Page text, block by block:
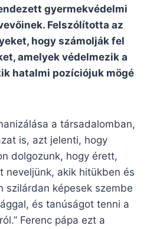
gyermekvédelmi
Felszólította az
hogy számolják fel
amelyek védelmezik a
hatalmi pozíciójuk mögé
a társadalomban,
is, azt jelenti, hogy
dolgozunk, hogy érett,
neveljünk, akik hitükben és
szilárdan képesek szembe
és tanúságot tenni a
Ferenc pápa ezt a